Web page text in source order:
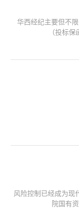
华西经纪主要但不
（投标
险、政府公共安全责
人责任险、首台套/
险产品；（六）保险
供专
风险控制已经成为现
院国有